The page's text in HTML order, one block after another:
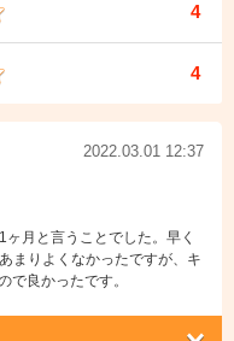
4
4
2022.03.01 12:37
月と言うことでした。早く
まりよくなかったですが、キ
で良かったです。